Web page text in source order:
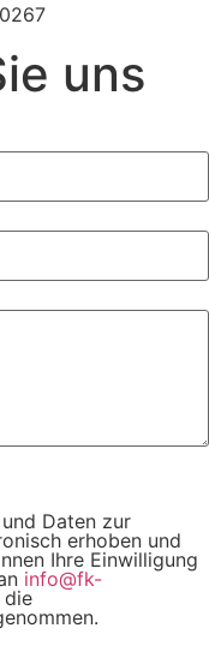
uns
Daten zur
erhoben und
Ihre Einwilligung
info@fk-
die